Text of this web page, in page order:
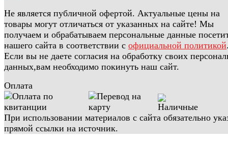
Не является публичной офертой. Актуальные цены на
товары могут отличаться от указанных на сайте! Мы
получаем и обрабатываем персональные данные
нашего сайта в соответствии с официальной политикой
Если вы не даете согласия на обработку своих
данных,вам необходимо покинуть наш сайт.
Оплата
При использовании материалов с сайта обязательно
прямой ссылки на источник.